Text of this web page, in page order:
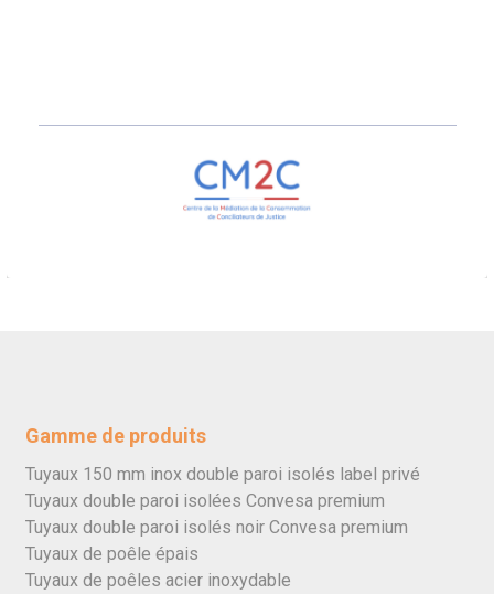
Gamme de produits
Tuyaux 150 mm inox double paroi isolés label privé
Tuyaux double paroi isolées Convesa premium
Tuyaux double paroi isolés noir Convesa premium
Tuyaux de poêle épais
Tuyaux de poêles acier inoxydable